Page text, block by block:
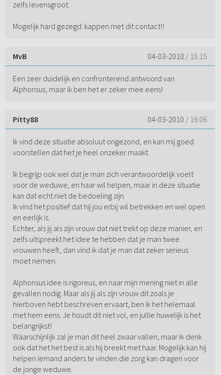
zelfs levensgroot.
Mogelijk hard gezegd: kappen met dit contact!!
MvB 04-03-2010 / 15:15
Een zeer duidelijk en confronterend antwoord van
Alphonsus, maar ik ben het er zeker mee eens!
Pitty88 04-03-2010 / 16:06
Ik vind deze situatie absoluut ongezond, en kan mij goed
voorstellen dat het je heel onzeker maakt.
Ik begrijp ook wel dat je man zich verantwoordelijk voelt
voor de weduwe, en haar wil helpen, maar in deze situatie
kan dat echt niet de bedoeling zijn.
Ik vind het positief dat hij jou erbij wil betrekken en wel open
en eerlijk is.
Echter, als jij als zijn vrouw dat niet trekt op deze manier, en
zelfs uitspreekt het idee te hebben dat je man twee
vrouwen heeft, dan vind ik dat je man dat zeker serieus
moet nemen.
Alphonsus idee is rigoreus, en naar mijn mening niet in alle
gevallen nodig. Maar als jij als zijn vrouw dit zoals je
hierboven hebt beschreven ervaart, ben ik het helemaal
met hem eens. Je houdt dit niet vol, en jullie huwelijk is het
belangrijkst!
Waarschijnlijk zal je man dit heel zwaar vallen, maar ik denk
ook dat het het best is als hij breekt met haar. Mogelijk kan hij
helpen iemand anders te vinden die zorg kan dragen voor
de jonge weduwe.